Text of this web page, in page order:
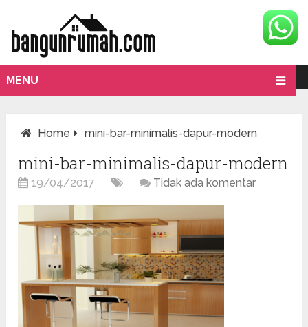
MENU
Home mini-bar-minimalis-dapur-modern
mini-bar-minimalis-dapur-modern
19/04/2017 Tidak ada komentar